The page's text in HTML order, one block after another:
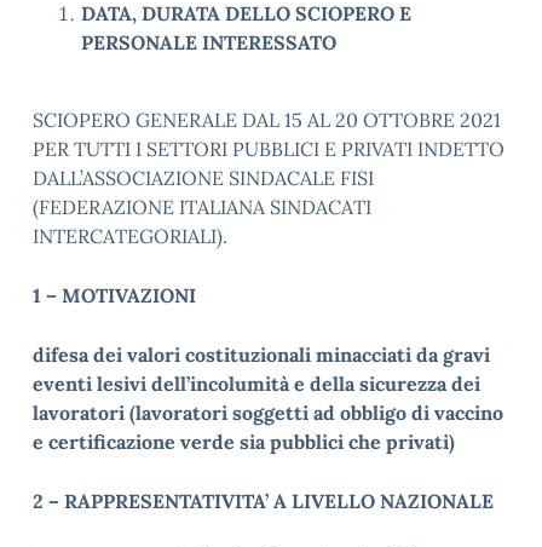
DATA, DURATA DELLO SCIOPERO E
PERSONALE INTERESSATO
SCIOPERO GENERALE DAL 15 AL 20 OTTOBRE 2021
PER TUTTI I SETTORI PUBBLICI E PRIVATI INDETTO
DALL’ASSOCIAZIONE SINDACALE FISI
(FEDERAZIONE ITALIANA SINDACATI
INTERCATEGORIALI).
1 – MOTIVAZIONI
difesa dei valori costituzionali minacciati da gravi
eventi lesivi dell’incolumità e della sicurezza dei
lavoratori (lavoratori soggetti ad obbligo di vaccino
e certificazione verde sia pubblici che privati)
2 – RAPPRESENTATIVITA’ A LIVELLO NAZIONALE